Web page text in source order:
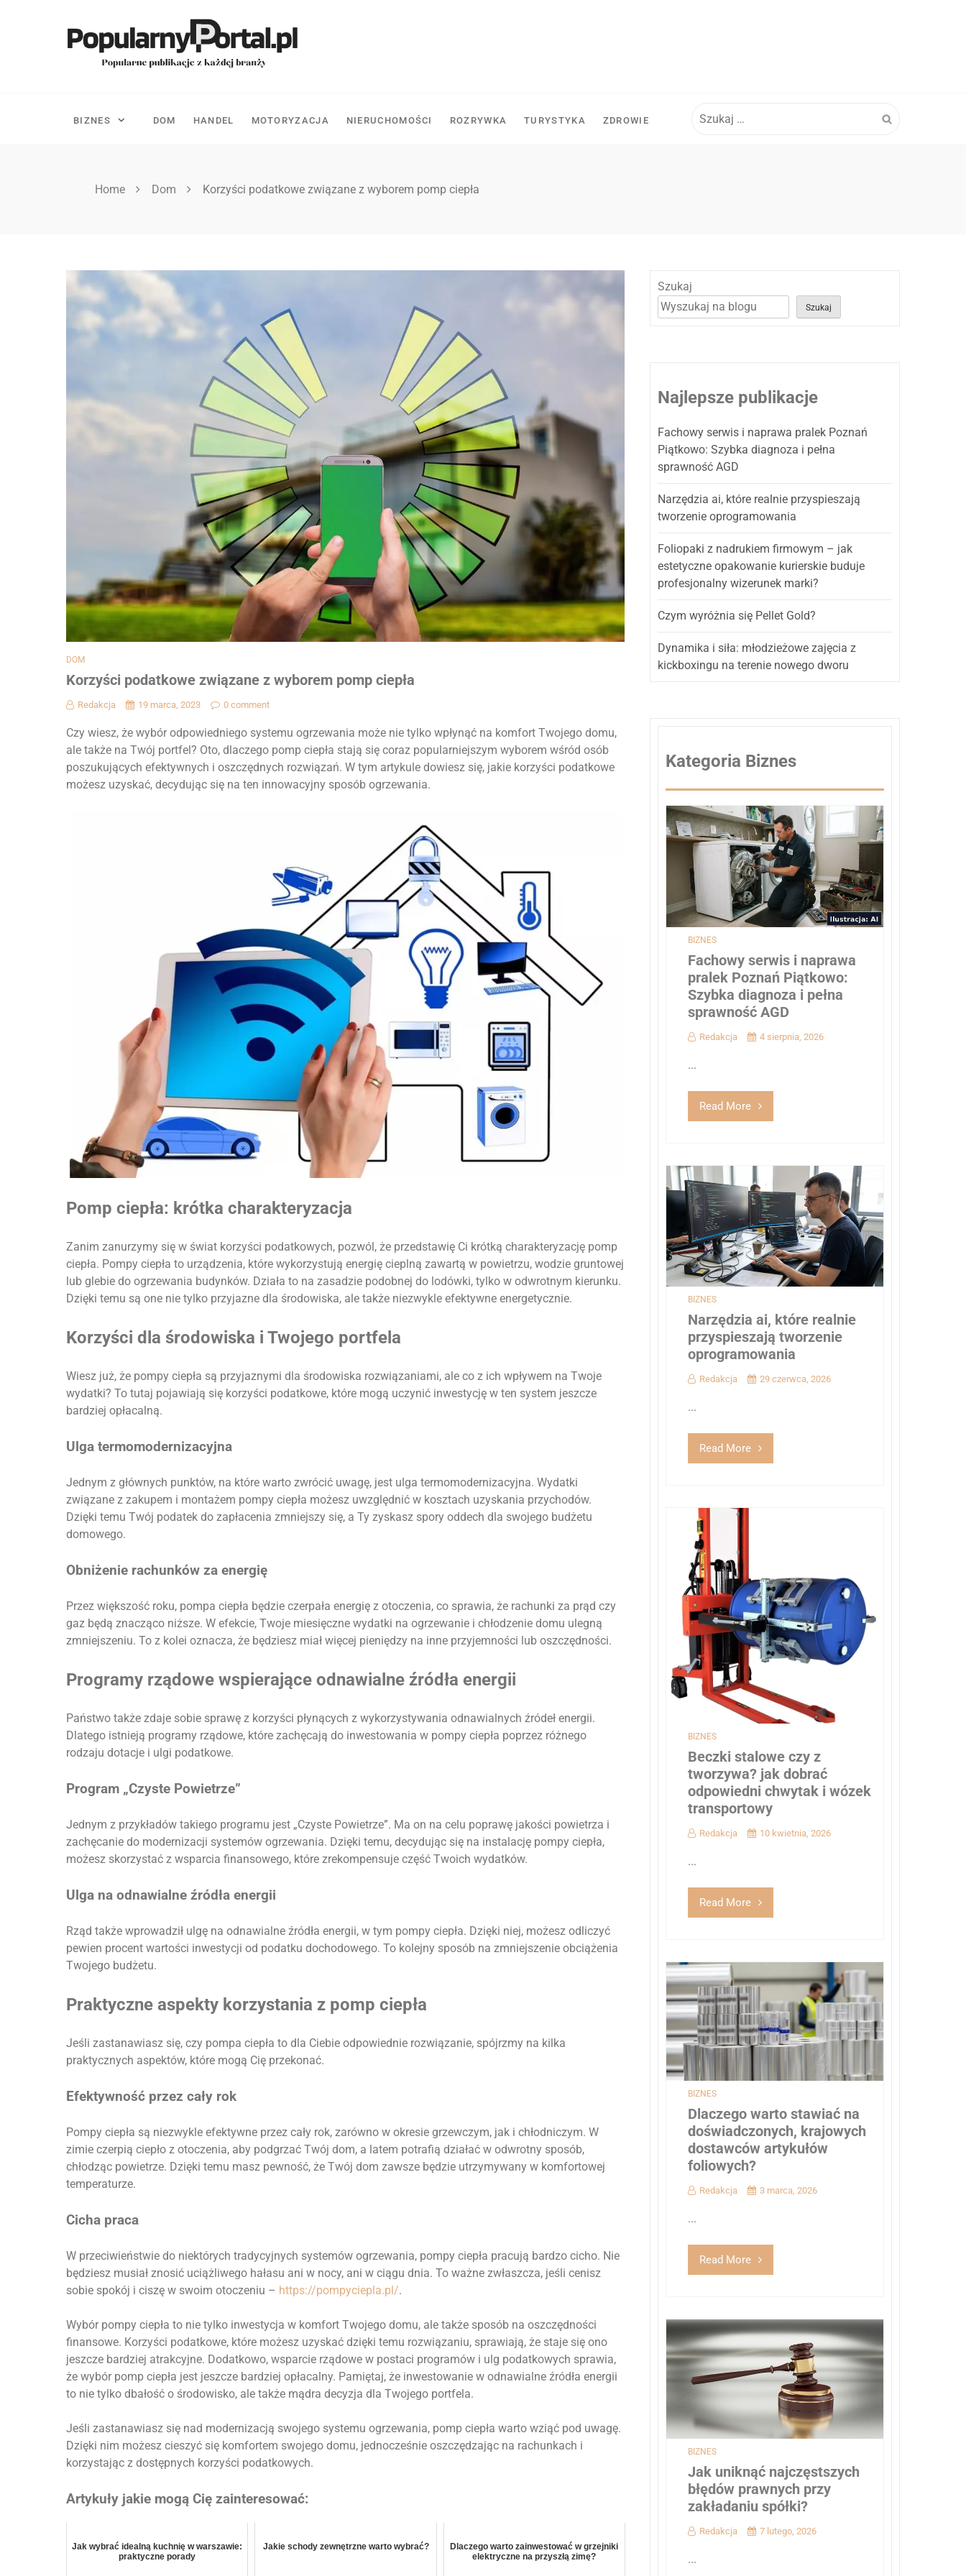
BIZNES DOM HANDEL MOTORYZACJA NIERUCHOMOŚCI ROZRYWKA TURYSTYKA ZDROWIE
Home Dom Korzyści podatkowe związane z wyborem pomp ciepła
DOM
Korzyści podatkowe związane z wyborem pomp ciepła
Redakcja 19 marca, 2023 0 comment
Czy wiesz, że wybór odpowiedniego systemu ogrzewania może nie tylko wpłynąć na komfort Twojego domu,
ale także na Twój portfel? Oto, dlaczego pomp ciepła stają się coraz popularniejszym wyborem wśród osób
poszukujących efektywnych i oszczędnych rozwiązań. W tym artykule dowiesz się, jakie korzyści podatkowe
możesz uzyskać, decydując się na ten innowacyjny sposób ogrzewania.
Pomp ciepła: krótka charakteryzacja
Zanim zanurzymy się w świat korzyści podatkowych, pozwól, że przedstawię Ci krótką charakteryzację pomp
ciepła. Pompy ciepła to urządzenia, które wykorzystują energię cieplną zawartą w powietrzu, wodzie gruntowej
lub glebie do ogrzewania budynków. Działa to na zasadzie podobnej do lodówki, tylko w odwrotnym kierunku.
Dzięki temu są one nie tylko przyjazne dla środowiska, ale także niezwykle efektywne energetycznie.
Korzyści dla środowiska i Twojego portfela
Wiesz już, że pompy ciepła są przyjaznymi dla środowiska rozwiązaniami, ale co z ich wpływem na Twoje
wydatki? To tutaj pojawiają się korzyści podatkowe, które mogą uczynić inwestycję w ten system jeszcze
bardziej opłacalną.
Ulga termomodernizacyjna
Jednym z głównych punktów, na które warto zwrócić uwagę, jest ulga termomodernizacyjna. Wydatki
związane z zakupem i montażem pompy ciepła możesz uwzględnić w kosztach uzyskania przychodów.
Dzięki temu Twój podatek do zapłacenia zmniejszy się, a Ty zyskasz spory oddech dla swojego budżetu
domowego.
Obniżenie rachunków za energię
Przez większość roku, pompa ciepła będzie czerpała energię z otoczenia, co sprawia, że rachunki za prąd czy
gaz będą znacząco niższe. W efekcie, Twoje miesięczne wydatki na ogrzewanie i chłodzenie domu ulegną
zmniejszeniu. To z kolei oznacza, że będziesz miał więcej pieniędzy na inne przyjemności lub oszczędności.
Programy rządowe wspierające odnawialne źródła energii
Państwo także zdaje sobie sprawę z korzyści płynących z wykorzystywania odnawialnych źródeł energii.
Dlatego istnieją programy rządowe, które zachęcają do inwestowania w pompy ciepła poprzez różnego
rodzaju dotacje i ulgi podatkowe.
Program „Czyste Powietrze”
Jednym z przykładów takiego programu jest „Czyste Powietrze”. Ma on na celu poprawę jakości powietrza i
zachęcanie do modernizacji systemów ogrzewania. Dzięki temu, decydując się na instalację pompy ciepła,
możesz skorzystać z wsparcia finansowego, które zrekompensuje część Twoich wydatków.
Ulga na odnawialne źródła energii
Rząd także wprowadził ulgę na odnawialne źródła energii, w tym pompy ciepła. Dzięki niej, możesz odliczyć
pewien procent wartości inwestycji od podatku dochodowego. To kolejny sposób na zmniejszenie obciążenia
Twojego budżetu.
Praktyczne aspekty korzystania z pomp ciepła
Jeśli zastanawiasz się, czy pompa ciepła to dla Ciebie odpowiednie rozwiązanie, spójrzmy na kilka
praktycznych aspektów, które mogą Cię przekonać.
Efektywność przez cały rok
Pompy ciepła są niezwykle efektywne przez cały rok, zarówno w okresie grzewczym, jak i chłodniczym. W
zimie czerpią ciepło z otoczenia, aby podgrzać Twój dom, a latem potrafią działać w odwrotny sposób,
chłodząc powietrze. Dzięki temu masz pewność, że Twój dom zawsze będzie utrzymywany w komfortowej
temperaturze.
Cicha praca
W przeciwieństwie do niektórych tradycyjnych systemów ogrzewania, pompy ciepła pracują bardzo cicho. Nie
będziesz musiał znosić uciążliwego hałasu ani w nocy, ani w ciągu dnia. To ważne zwłaszcza, jeśli cenisz
sobie spokój i ciszę w swoim otoczeniu – https://pompyciepla.pl/.
Wybór pompy ciepła to nie tylko inwestycja w komfort Twojego domu, ale także sposób na oszczędności
finansowe. Korzyści podatkowe, które możesz uzyskać dzięki temu rozwiązaniu, sprawiają, że staje się ono
jeszcze bardziej atrakcyjne. Dodatkowo, wsparcie rządowe w postaci programów i ulg podatkowych sprawia,
że wybór pomp ciepła jest jeszcze bardziej opłacalny. Pamiętaj, że inwestowanie w odnawialne źródła energii
to nie tylko dbałość o środowisko, ale także mądra decyzja dla Twojego portfela.
Jeśli zastanawiasz się nad modernizacją swojego systemu ogrzewania, pomp ciepła warto wziąć pod uwagę.
Dzięki nim możesz cieszyć się komfortem swojego domu, jednocześnie oszczędzając na rachunkach i
korzystając z dostępnych korzyści podatkowych.
Artykuły jakie mogą Cię zainteresować:
Jak wybrać idealną kuchnię w warszawie:
praktyczne porady
Jakie schody zewnętrzne warto wybrać?
Dlaczego warto zainwestować w grzejniki
elektryczne na przyszłą zimę?
Szukaj
Szukaj
Najlepsze publikacje
Fachowy serwis i naprawa pralek Poznań
Piątkowo: Szybka diagnoza i pełna
sprawność AGD
Narzędzia ai, które realnie przyspieszają
tworzenie oprogramowania
Foliopaki z nadrukiem firmowym – jak
estetyczne opakowanie kurierskie buduje
profesjonalny wizerunek marki?
Czym wyróżnia się Pellet Gold?
Dynamika i siła: młodzieżowe zajęcia z
kickboxingu na terenie nowego dworu
Kategoria Biznes
BIZNES
Fachowy serwis i naprawa
pralek Poznań Piątkowo:
Szybka diagnoza i pełna
sprawność AGD
Redakcja 4 sierpnia, 2026
...
Read More
BIZNES
Narzędzia ai, które realnie
przyspieszają tworzenie
oprogramowania
Redakcja 29 czerwca, 2026
...
Read More
BIZNES
Beczki stalowe czy z
tworzywa? jak dobrać
odpowiedni chwytak i wózek
transportowy
Redakcja 10 kwietnia, 2026
...
Read More
BIZNES
Dlaczego warto stawiać na
doświadczonych, krajowych
dostawców artykułów
foliowych?
Redakcja 3 marca, 2026
...
Read More
BIZNES
Jak uniknąć najczęstszych
błędów prawnych przy
zakładaniu spółki?
Redakcja 7 lutego, 2026
...